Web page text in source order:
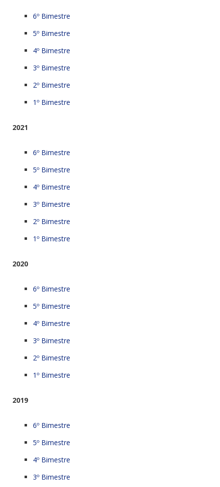
6º Bimestre
5º Bimestre
4º Bimestre
3º Bimestre
2º Bimestre
1º Bimestre
2021
6º Bimestre
5º Bimestre
4º Bimestre
3º Bimestre
2º Bimestre
1º Bimestre
2020
6º Bimestre
5º Bimestre
4º Bimestre
3º Bimestre
2º Bimestre
1º Bimestre
2019
6º Bimestre
5º Bimestre
4º Bimestre
3º Bimestre